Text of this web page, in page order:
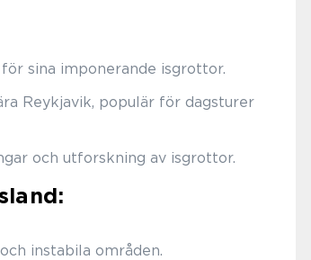
sina imponerande isgrottor.
Reykjavik, populär för dagsturer
och utforskning av isgrottor.
instabila områden.